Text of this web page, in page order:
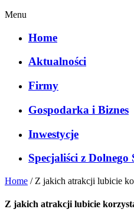
Menu
Home
Aktualności
Firmy
Gospodarka i Biznes
Inwestycje
Specjaliści z Dolnego
Home / Z jakich atrakcji lubicie
Z jakich atrakcji lubicie